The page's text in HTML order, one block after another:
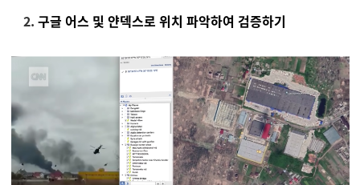
2. 구글 어스 및 얀덱스로 위치 파악하여 검증하기